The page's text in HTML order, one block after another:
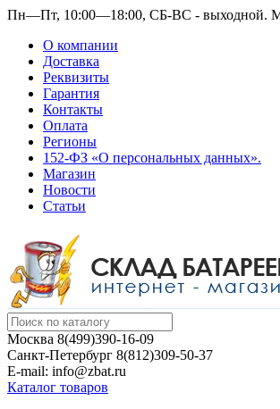
Пн—Пт, 10:00—18:00, СБ-ВС - выходной.
О компании
Доставка
Реквизиты
Гарантия
Контакты
Оплата
Регионы
152-ФЗ «О персональных данных».
Магазин
Новости
Статьи
Москва 8(499)390-16-09
Санкт-Петербург 8(812)309-50-37
E-mail: info@zbat.ru
Каталог товаров